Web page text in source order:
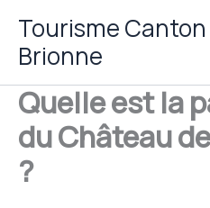
contenu
Tourisme Canton
Brionne
Quelle est la
du Château
?